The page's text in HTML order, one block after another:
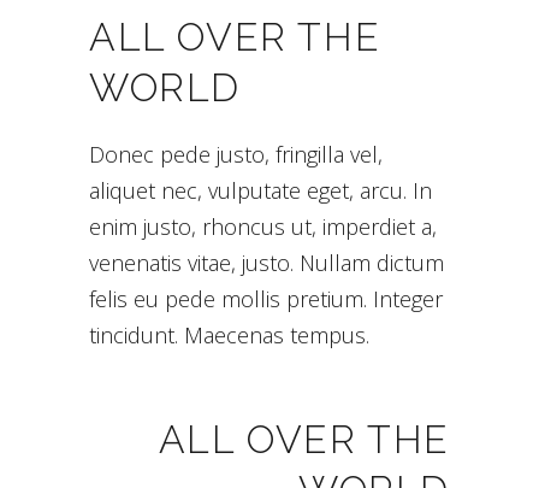
ALL OVER THE
WORLD
Donec pede justo, fringilla vel,
aliquet nec, vulputate eget, arcu. In
enim justo, rhoncus ut, imperdiet a,
venenatis vitae, justo. Nullam dictum
felis eu pede mollis pretium. Integer
tincidunt. Maecenas tempus.
ALL OVER THE